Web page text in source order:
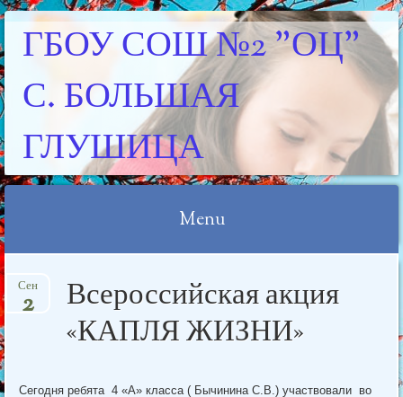
ГБОУ СОШ №2 "ОЦ"
С. БОЛЬШАЯ
ГЛУШИЦА
Menu
to
Всероссийская акция
«КАПЛЯ ЖИЗНИ»
Сен
2
Сегодня ребята 4 «А» класса ( Бычинина С.В.) участвовали во